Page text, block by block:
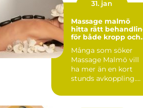
31. jan
Massage malmö
hitta rätt
för både kropp och
Många som söker
Massage Malmö vill
ha mer än en kort
stunds avkoppling.
rörligare,...